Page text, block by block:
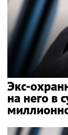
Экс-
на него в